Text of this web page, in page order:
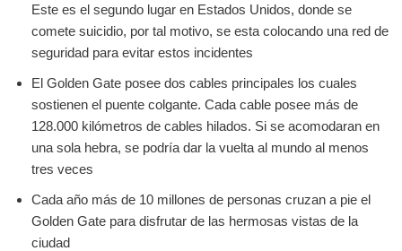
Este es el segundo lugar en Estados Unidos, donde se
comete suicidio, por tal motivo, se esta colocando una red de
seguridad para evitar estos incidentes
El Golden Gate posee dos cables principales los cuales
sostienen el puente colgante. Cada cable posee más de
128.000 kilómetros de cables hilados. Si se acomodaran en
una sola hebra, se podría dar la vuelta al mundo al menos
tres veces
Cada año más de 10 millones de personas cruzan a pie el
Golden Gate para disfrutar de las hermosas vistas de la
ciudad